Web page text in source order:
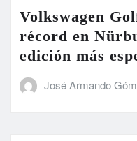
Volkswagen
récord en
edición más
José Armando